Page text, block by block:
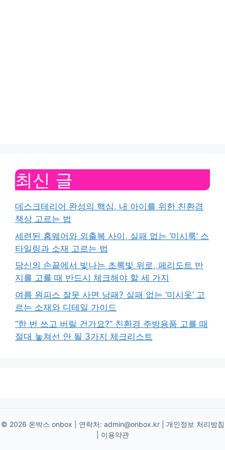
최신 글
데스크테리어 완성의 핵심, 내 아이를 위한 친환경
책상 고르는 법
세련된 홈웨어와 외출복 사이, 실패 없는 ‘미시룩’ 스
타일링과 소재 고르는 법
당신의 손끝에서 빛나는 초록빛 위로, 페리도트 반
지를 고를 때 반드시 체크해야 할 세 가지
여름 원피스 잘못 사면 낭패? 실패 없는 ‘미시옷’ 고
르는 소재와 디테일 가이드
“한 번 쓰고 버릴 건가요?” 친환경 주방용품 고를 때
절대 놓쳐선 안 될 3가지 체크리스트
© 2026 온박스 onbox | 연락처: admin@onbox.kr| 개인정보 처리방침
이용약관